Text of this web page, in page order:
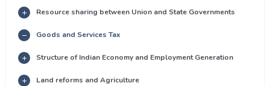
Resource sharing between Union and State Governments
Goods and Services Tax
Structure of Indian Economy and Employment Generation
Land reforms and Agriculture